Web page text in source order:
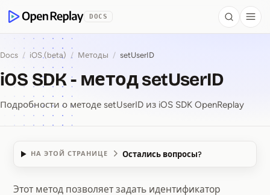
OpenReplay
DOCS Search
Docs / iOS (beta) / Методы / setUserID
iOS SDK - метод setUserID
Подробности о методе setUserID из iOS SDK OpenReplay
НА ЭТОЙ СТРАНИЦЕ Остались вопросы?
Этот метод позволяет задать идентификатор